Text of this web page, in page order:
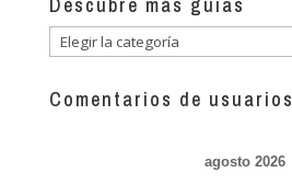
Descubre
guías
Comentarios de usuarios
agosto 2026